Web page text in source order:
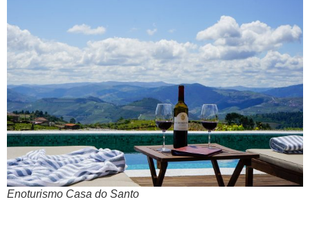
Enoturismo Casa do Santo